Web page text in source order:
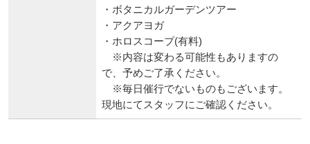
・ボタニカルガーデンツアー
・アクアヨガ
・ホロスコープ(有料)
※内容は変わる可能性もありますの
で、予めご了承ください。
※毎日催行でないものもございます。
現地にてスタッフにご確認ください。